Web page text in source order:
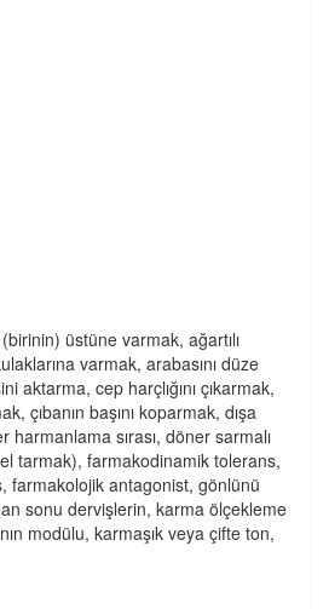
üstüne varmak, ağartılı
varmak, arabasını düze
aktarma, cep harçlığını çıkarmak,
çıbanın başını koparmak, dışa
harmanlama sırası, döner sarmalı
tarmak), farmakodinamik tolerans,
farmakolojik antagonist, gönlünü
sonu dervişlerin, karma ölçekleme
modülu, karmaşık veya çifte ton,